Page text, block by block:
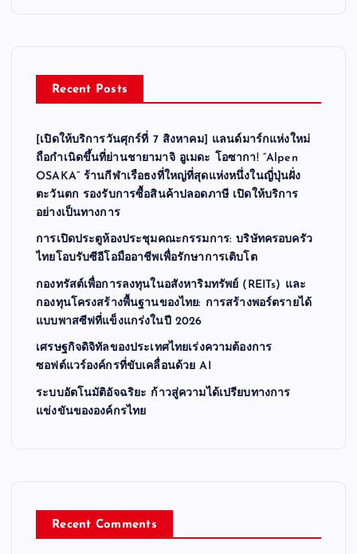
Recent Posts
[เปิดให้บริการวันศุกร์ที่ 7 สิงหาคม] แลนด์มาร์กแห่งใหม่
ถือกำเนิดขึ้นที่ย่านชายามาจิ อูเมดะ โอซากา! “Alpen
OSAKA” ร้านกีฬาเรือธงที่ใหญ่ที่สุดแห่งหนึ่งในญี่ปุ่นฝั่ง
ตะวันตก รองรับการซื้อสินค้าปลอดภาษี เปิดให้บริการ
อย่างเป็นทางการ
การเปิดประตูห้องประชุมคณะกรรมการ: บริษัทครอบครัว
ไทยโอบรับซีอีโอมืออาชีพเพื่อรักษาการเติบโต
กองทรัสต์เพื่อการลงทุนในอสังหาริมทรัพย์ (REITs) และ
กองทุนโครงสร้างพื้นฐานของไทย: การสร้างพอร์ตรายได้
แบบพาสซีฟที่แข็งแกร่งในปี 2026
เศรษฐกิจดิจิทัลของประเทศไทยเร่งความต้องการ
ซอฟต์แวร์องค์กรที่ขับเคลื่อนด้วย AI
ระบบอัตโนมัติอัจฉริยะ ก้าวสู่ความได้เปรียบทางการ
แข่งขันขององค์กรไทย
Recent Comments